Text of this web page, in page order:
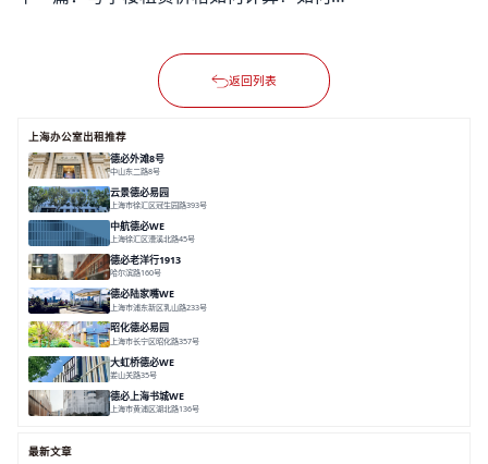
返回列表
上海办公室出租推荐
德必外滩8号
中山东二路8号
云景德必易园
上海市徐汇区冠生园路393号
中航德必WE
上海徐汇区漕溪北路45号
德必老洋行1913
哈尔滨路160号
德必陆家嘴WE
上海市浦东新区乳山路233号
昭化德必易园
上海市长宁区昭化路357号
大虹桥德必WE
娄山关路35号
德必上海书城WE
上海市黄浦区湖北路136号
最新文章